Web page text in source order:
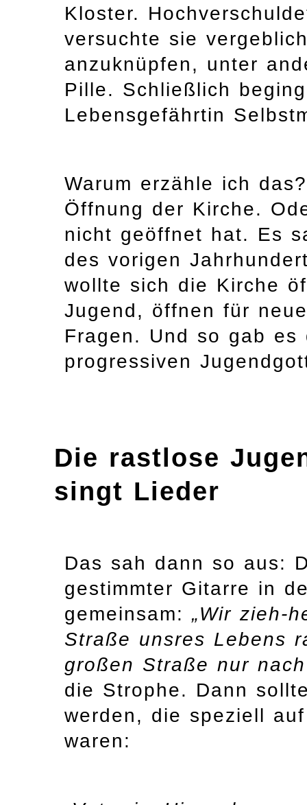
Kloster.
versuchte sie
anzuknüpfen, unter
Pille. Schließlich
Lebensgefährtin
Warum erzähle ich
Öffnung der Kirche.
nicht geöffnet hat. Es
des vorigen
wollte sich die Kirche
Jugend, öffnen für
Fragen. Und so gab es
progressiven
Die rastlose
singt Lieder
Das sah dann so aus:
gestimmter Gitarre in
gemeinsam:„Wir zieh-
Straße unsres Lebens
großen Straße nur
die Strophe. Dann
werden, die speziell
waren: